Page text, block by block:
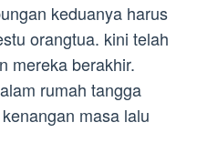
keduanya harus
orangtua. kini telah
mereka berakhir.
rumah tangga
masa lalu